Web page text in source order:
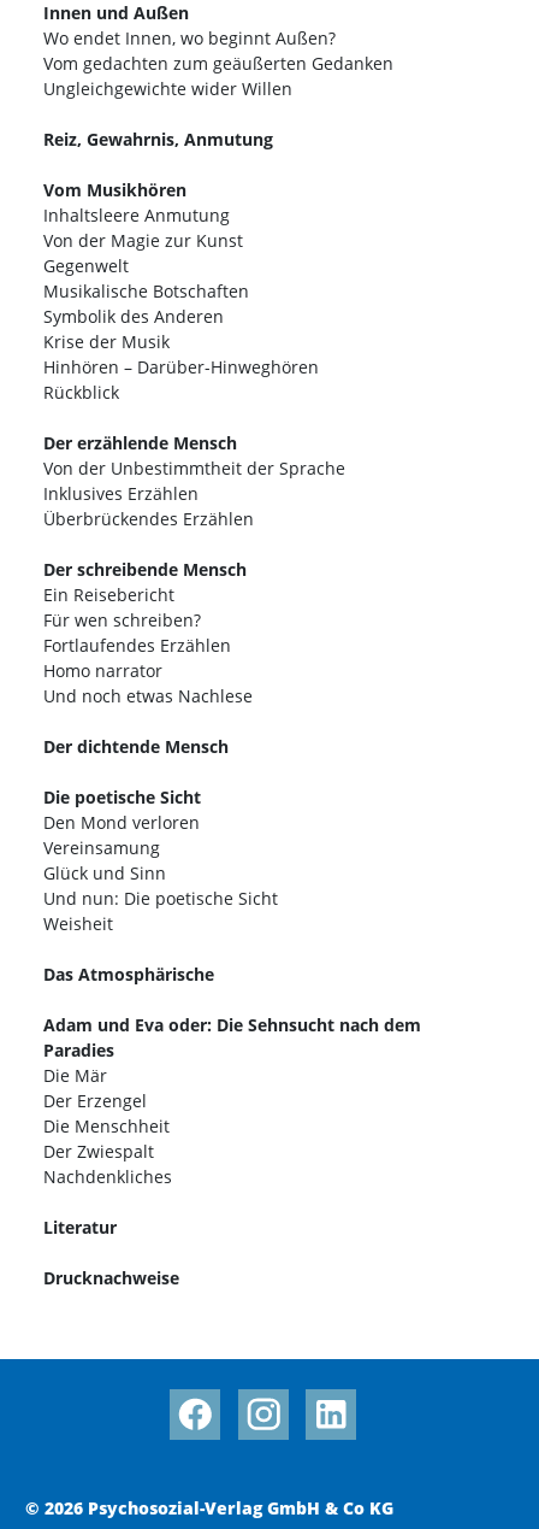
Innen und Außen
Wo endet Innen, wo beginnt Außen?
Vom gedachten zum geäußerten Gedanken
Ungleichgewichte wider Willen
Reiz, Gewahrnis, Anmutung
Vom Musikhören
Inhaltsleere Anmutung
Von der Magie zur Kunst
Gegenwelt
Musikalische Botschaften
Symbolik des Anderen
Krise der Musik
Hinhören – Darüber-Hinweghören
Rückblick
Der erzählende Mensch
Von der Unbestimmtheit der Sprache
Inklusives Erzählen
Überbrückendes Erzählen
Der schreibende Mensch
Ein Reisebericht
Für wen schreiben?
Fortlaufendes Erzählen
Homo narrator
Und noch etwas Nachlese
Der dichtende Mensch
Die poetische Sicht
Den Mond verloren
Vereinsamung
Glück und Sinn
Und nun: Die poetische Sicht
Weisheit
Das Atmosphärische
Adam und Eva oder: Die Sehnsucht nach dem
Paradies
Die Mär
Der Erzengel
Die Menschheit
Der Zwiespalt
Nachdenkliches
Literatur
Drucknachweise
© 2026 Psychosozial-Verlag GmbH & Co KG